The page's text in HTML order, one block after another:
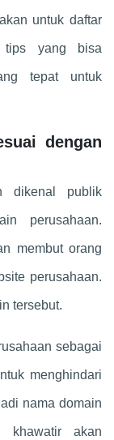
untuk daftar
tips yang bisa
tepat untuk
dengan
dikenal publik
perusahaan.
membut orang
perusahaan.
tersebut.
sebagai
menghindari
nama domain
akan